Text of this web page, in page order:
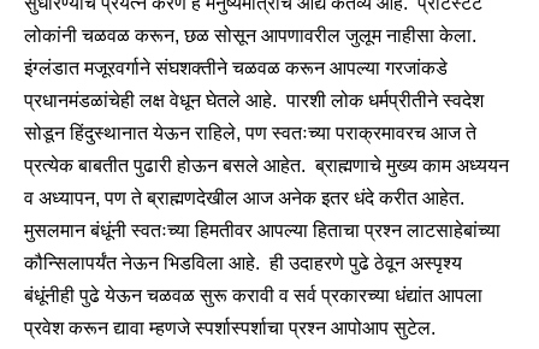
लोकांनी चळवळ करून, छळ सोसून आपणावरील जुलूम नाहीसा केला.
इंग्लंडात मजूरवर्गाने संघशक्तीने चळवळ करून आपल्या गरजांकडे
प्रधानमंडळांचेही लक्ष वेधून घेतले आहे. पारशी लोक धर्मप्रीतीने स्वदेश
सोडून हिंदुस्थानात येऊन राहिले, पण स्वतःच्या पराक्रमावरच आज ते
प्रत्येक बाबतीत पुढारी होऊन बसले आहेत. ब्राह्मणाचे मुख्य काम अध्ययन
व अध्यापन, पण ते ब्राह्मणदेखील आज अनेक इतर धंदे करीत आहेत.
मुसलमान बंधूंनी स्वतःच्या हिमतीवर आपल्या हिताचा प्रश्न लाटसाहेबांच्या
कौन्सिलापर्यंत नेऊन भिडविला आहे. ही उदाहरणे पुढे ठेवून अस्पृश्य
बंधूंनीही पुढे येऊन चळवळ सुरू करावी व सर्व प्रकारच्या धंद्यांत आपला
प्रवेश करून द्यावा म्हणजे स्पर्शास्पर्शाचा प्रश्न आपोआप सुटेल.